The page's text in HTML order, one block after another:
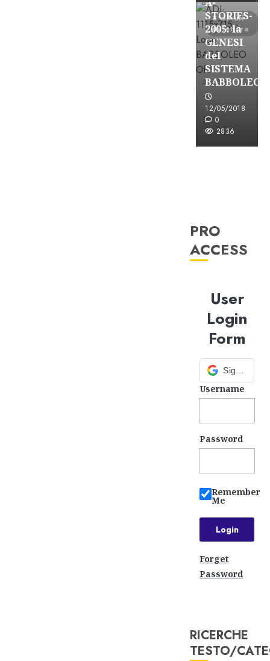
8 minuti
di lettura
STORIES-
2005: la
GENESI
del
SISTEMA
BABBOLEO
12/05/2018
0
2836
PRO
ACCESS
User
Login
Form
Sign in with Google
Username
Password
Remember
Me
Forget
Password
RICERCHE
TESTO/